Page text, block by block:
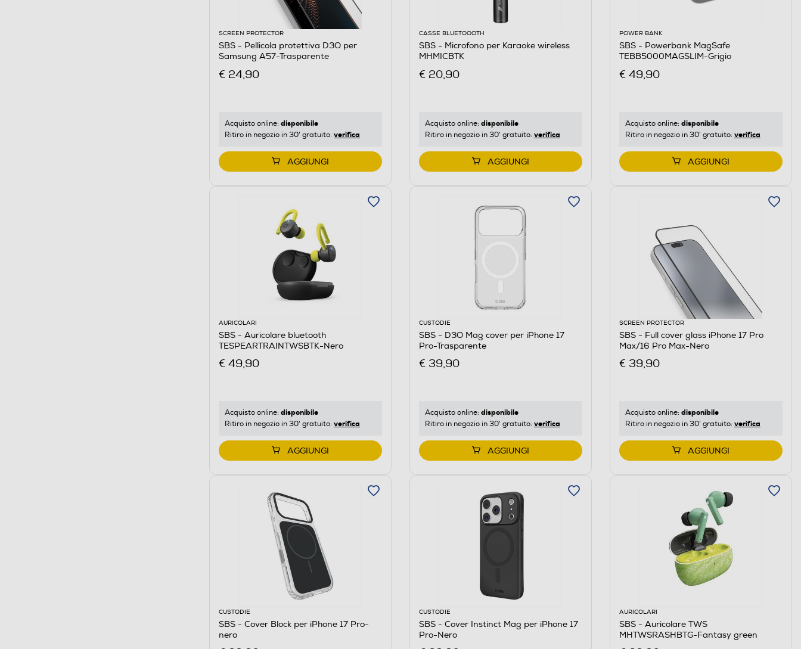
SCREEN PROTECTOR
SBS - Pellicola protettiva D3O per
Samsung A57-Trasparente
€ 24,90
Acquisto online: disponibile
Ritiro in negozio in 30' gratuito: verifica
AGGIUNGI
CASSE BLUETOOOTH
SBS - Microfono per Karaoke wireless
MHMICBTK
€ 20,90
Acquisto online: disponibile
Ritiro in negozio in 30' gratuito: verifica
AGGIUNGI
POWER BANK
SBS - Powerbank MagSafe
TEBB5000MAGSLIM-Grigio
€ 49,90
Acquisto online: disponibile
Ritiro in negozio in 30' gratuito: verifica
AGGIUNGI
AURICOLARI
SBS - Auricolare bluetooth
TESPEARTRAINTWSBTK-Nero
€ 49,90
Acquisto online: disponibile
Ritiro in negozio in 30' gratuito: verifica
AGGIUNGI
CUSTODIE
SBS - D3O Mag cover per iPhone 17
Pro-Trasparente
€ 39,90
Acquisto online: disponibile
Ritiro in negozio in 30' gratuito: verifica
AGGIUNGI
SCREEN PROTECTOR
SBS - Full cover glass iPhone 17 Pro
Max/16 Pro Max-Nero
€ 39,90
Acquisto online: disponibile
Ritiro in negozio in 30' gratuito: verifica
AGGIUNGI
CUSTODIE
SBS - Cover Block per iPhone 17 Pro-
nero
CUSTODIE
SBS - Cover Instinct Mag per iPhone 17
Pro-Nero
AURICOLARI
SBS - Auricolare TWS
MHTWSRASHBTG-Fantasy green